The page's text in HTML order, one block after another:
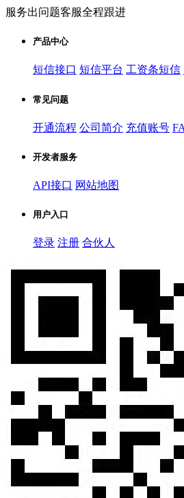
服务出问题客服全程跟进
产品中心
短信接口 短信平台 工资条短信
常见问题
开通流程 公司简介 充值账号
开发者服务
API接口 网站地图
用户入口
登录 注册 合伙人